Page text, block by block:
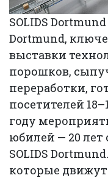
SOLIDS
Dortmund,
выставки
порошков,
переработки,
посетителей
году
юбилей — 20
SOLIDS
которые